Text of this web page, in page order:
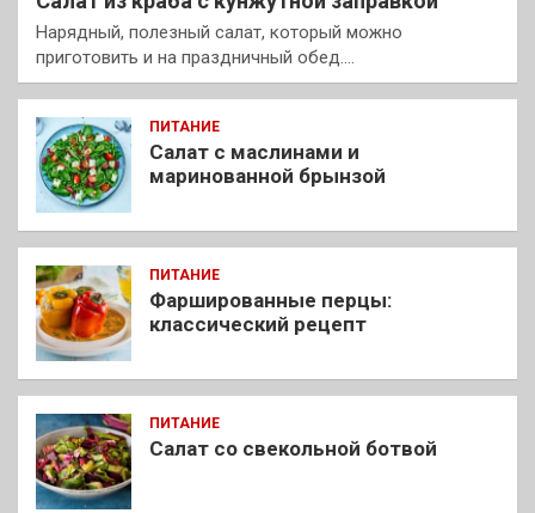
Нарядный, полезный салат, который можно
приготовить и на праздничный обед.…
ПИТАНИЕ
Салат с маслинами и
маринованной брынзой
ПИТАНИЕ
Фаршированные перцы:
классический рецепт
ПИТАНИЕ
Салат со свекольной ботвой